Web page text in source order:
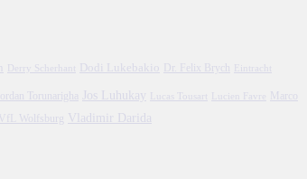
Derry Scherhant Dodi Lukebakio Dr. Felix Brych
Jordan Torunarigha Jos Luhukay
Marco
VfL Wolfsburg Vladimir Darida